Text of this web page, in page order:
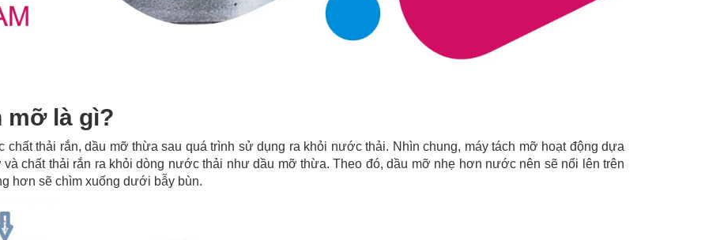
mỡ là gì?
thải rắn, dầu mỡ thừa sau quá trình sử dụng ra khỏi nước thải. Nhìn chung, máy tách mỡ hoạt động dựa
chất thải rắn ra khỏi dòng nước thải như dầu mỡ thừa. Theo đó, dầu mỡ nhẹ hơn nước nên sẽ nổi lên trên
hơn sẽ chìm xuống dưới bẫy bùn.